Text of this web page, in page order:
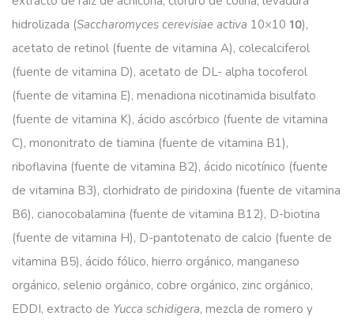
hidrolizada (Saccharomyces cerevisiae activa 10×10 10),
acetato de retinol (fuente de vitamina A), colecalciferol
(fuente de vitamina D), acetato de DL- alpha tocoferol
(fuente de vitamina E), menadiona nicotinamida bisulfato
(fuente de vitamina K), ácido ascórbico (fuente de vitamina
C), mononitrato de tiamina (fuente de vitamina B1),
riboflavina (fuente de vitamina B2), ácido nicotínico (fuente
de vitamina B3), clorhidrato de piridoxina (fuente de vitamina
B6), cianocobalamina (fuente de vitamina B12), D-biotina
(fuente de vitamina H), D-pantotenato de calcio (fuente de
vitamina B5), ácido fólico, hierro orgánico, manganeso
orgánico, selenio orgánico, cobre orgánico, zinc orgánico,
EDDI, extracto de Yucca schidigera, mezcla de romero y